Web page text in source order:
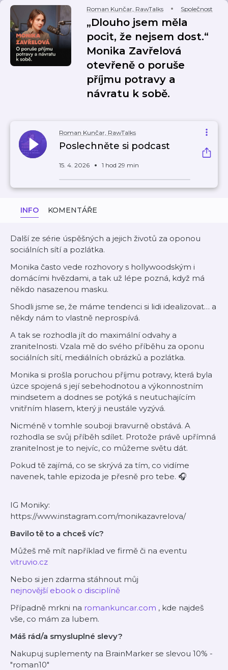
Roman Kunčar, RawTalks Společnost
„Dlouho jsem měla
pocit, že nejsem dost.“
Monika Zavřelová
otevřeně o poruše
příjmu potravy a
návratu k sobě.
Roman Kunčar, RawTalks
Poslechněte si podcast
15. 4. 2026 1 hod 29 min
INFO KOMENTÁŘE
Další ze série úspěšných a jejich životů za oponou
sociálních sítí a pozlátka.
Monika často vede rozhovory s hollywoodským i
domácími hvězdami, a tak už lépe pozná, když má
někdo nasazenou masku.
Shodli jsme se, že máme tendenci si lidi idealizovat… a
někdy nám to vlastně neprospívá.
A tak se rozhodla jít do maximální odvahy a
zranitelnosti. Vzala mě do svého příběhu za oponu
sociálních sítí, mediálních obrázků a pozlátka.
Monika si prošla poruchou příjmu potravy, která byla
úzce spojená s její sebehodnotou a výkonnostním
mindsetem a dodnes se potýká s neutuchajícím
vnitřním hlasem, který ji neustále vyzývá.
Nicméně v tomhle souboji bravurně obstává. A
rozhodla se svůj příběh sdílet. Protože právě upřímná
zranitelnost je to nejvíc, co můžeme světu dát.
Pokud tě zajímá, co se skrývá za tím, co vidíme
navenek, tahle epizoda je přesně pro tebe. 🎧
IG Moniky:
https://www.instagram.com/monikazavrelova/
Bavilo tě to a chceš víc?
Můžeš mě mít například ve firmě či na eventu
vitruvio.cz
Nebo si jen zdarma stáhnout můj
nejnovější ebook o disciplíně
Případně mrkni na romankuncar.com , kde najdeš
vše, co mám za lubem.
Máš rád/a smysluplné slevy?
Nakupuj suplementy na BrainMarker se slevou 10% -
"roman10"